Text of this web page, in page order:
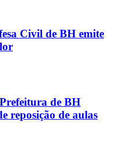
Civil de BH emite
de BH
reposição de aulas